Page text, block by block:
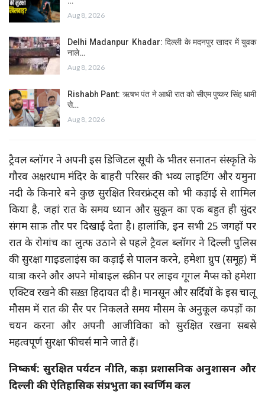
Aug 8, 2026
Delhi Madanpur Khadar: दिल्ली के मदनपुर खादर में युवक
नाले…
Aug 8, 2026
Rishabh Pant: ऋषभ पंत ने आधी रात को सीएम पुष्कर सिंह धामी
से…
Aug 8, 2026
ट्रैवल ब्लॉगर ने अपनी इस डिजिटल सूची के भीतर सनातन संस्कृति के
गौरव अक्षरधाम मंदिर के बाहरी परिसर की भव्य लाइटिंग और यमुना
नदी के किनारे बने कुछ सुरक्षित रिवरफ्रंट्स को भी कड़ाई से शामिल
किया है, जहां रात के समय ध्यान और सुकून का एक बहुत ही सुंदर
संगम साफ़ तौर पर दिखाई देता है। हालांकि, इन सभी 25 जगहों पर
रात के रोमांच का लुत्फ उठाने से पहले ट्रैवल ब्लॉगर ने दिल्ली पुलिस
की सुरक्षा गाइडलाइंस का कड़ाई से पालन करने, हमेशा ग्रुप (समूह) में
यात्रा करने और अपने मोबाइल स्क्रीन पर लाइव गूगल मैप्स को हमेशा
एक्टिव रखने की सख़्त हिदायत दी है। मानसून और सर्दियों के इस चालू
मौसम में रात की सैर पर निकलते समय मौसम के अनुकूल कपड़ों का
चयन करना और अपनी आजीविका को सुरक्षित रखना सबसे
महत्वपूर्ण सुरक्षा फीचर्स माने जाते हैं।
निष्कर्ष: सुरक्षित पर्यटन नीति, कड़ा प्रशासनिक अनुशासन और
दिल्ली की ऐतिहासिक संप्रभुता का स्वर्णिम कल